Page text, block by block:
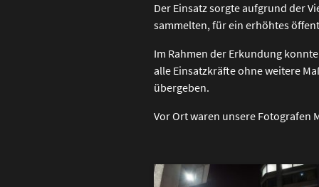
Der Einsatz sorgte aufgrund der
sammelten, für ein erhöhtes
Im Rahmen der Erkundung
alle Einsatzkräfte ohne weitere
übergeben.
Vor Ort waren unsere Fotografen